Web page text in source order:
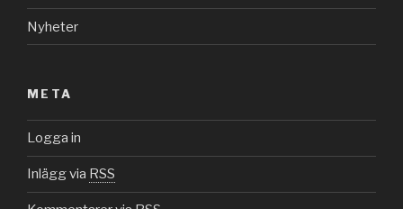
Nyheter
META
Logga in
Inlägg via RSS